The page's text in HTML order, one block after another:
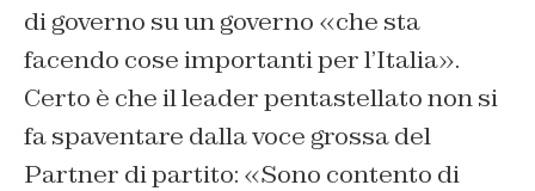
di governo su un governo «che sta
facendo cose importanti per l’Italia».
Certo è che il leader pentastellato non si
fa spaventare dalla voce grossa del
Partner di partito: «Sono contento di